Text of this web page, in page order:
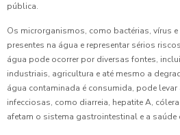
pública.
Os microrganismos, como bactérias, vírus
presentes na água e representar sérios
água pode ocorrer por diversas fontes,
industriais, agricultura e até mesmo a
água contaminada é consumida, pode
infecciosas, como diarreia, hepatite A,
afetam o sistema gastrointestinal e a saúde